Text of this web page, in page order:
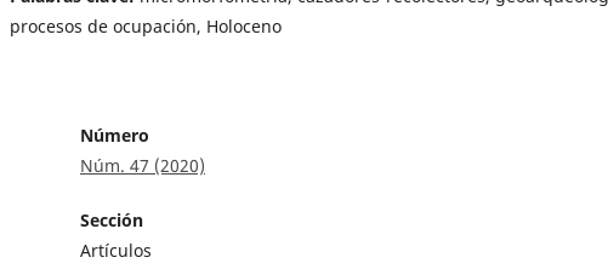
procesos de ocupación, Holoceno
Número
Núm. 47 (2020)
Sección
Artículos